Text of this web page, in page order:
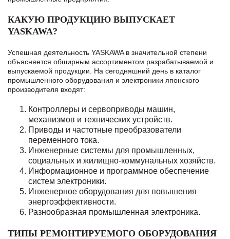
КАКУЮ ПРОДУКЦИЮ ВЫПУСКАЕТ
YASKAWA?
Успешная деятельность YASKAWA в значительной степени
объясняется обширным ассортиментом разрабатываемой и
выпускаемой продукции. На сегодняшний день в каталог
промышленного оборудования и электроники японского
производителя входят:
Контроллеры и сервоприводы машин,
механизмов и технических устройств.
Приводы и частотные преобразователи
переменного тока.
Инженерные системы для промышленных,
социальных и жилищно-коммунальных хозяйств.
Информационное и программное обеспечение
систем электроники.
Инженерное оборудования для повышения
энергоэффективности.
Разнообразная промышленная электроника.
ТИПЫ РЕМОНТИРУЕМОГО ОБОРУДОВАНИЯ